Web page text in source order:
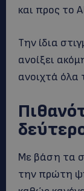
και προς το
Την ίδια
ανοίξει
ανοιχτά όλα
Με βάση τα
την πρώτη